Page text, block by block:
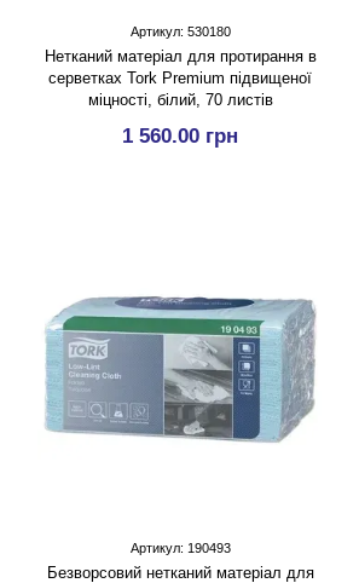
Артикул: 530180
Нетканий матеріал для протирання в
серветках Tork Premium підвищеної
міцності, білий, 70 листів
1 560.00 грн
Артикул: 190493
Безворсовий нетканий матеріал для